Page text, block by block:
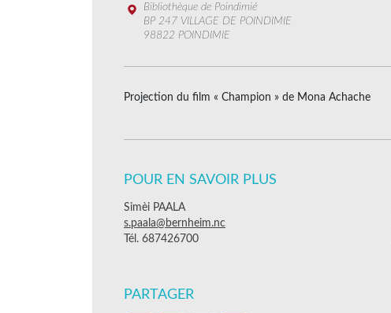
Bibliothèque de Poindimié
BP 247 VILLAGE DE POINDIMIE
98822 POINDIMIE
Projection du film « Champion » de Mona Achache
POUR EN SAVOIR PLUS
Simèi PAALA
s.paala@bernheim.nc
Tél. 687426700
PARTAGER